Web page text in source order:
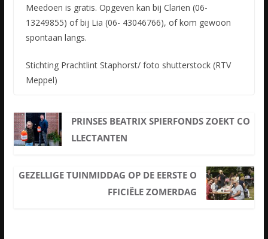
Meedoen is gratis. Opgeven kan bij Clarien (06-
13249855) of bij Lia (06- 43046766), of kom gewoon
spontaan langs.
Stichting Prachtlint Staphorst/ foto shutterstock (RTV
Meppel)
PRINSES BEATRIX SPIERFONDS ZOEKT CO
LLECTANTEN
GEZELLIGE TUINMIDDAG OP DE EERSTE O
FFICIËLE ZOMERDAG